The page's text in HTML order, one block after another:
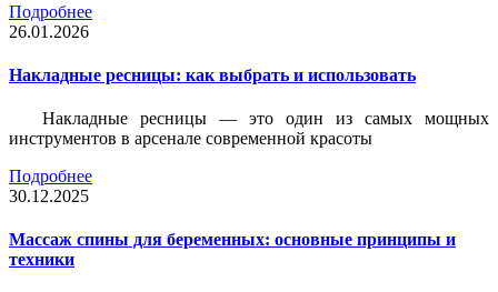
Подробнее
26.01.2026
Накладные ресницы: как выбрать и использовать
Накладные ресницы — это один из самых мощных
инструментов в арсенале современной красоты
Подробнее
30.12.2025
Массаж спины для беременных: основные принципы и
техники